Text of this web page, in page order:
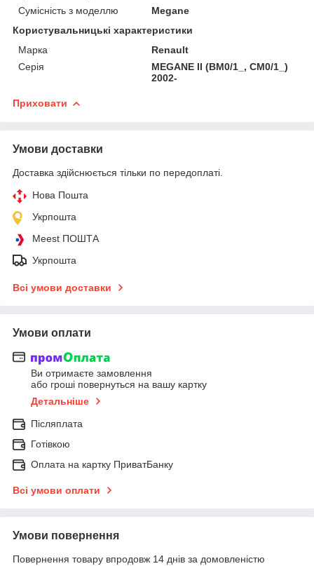
Сумісність з моделлю
Megane
Користувальницькі характеристики
Марка
Renault
Серія
MEGANE II (BM0/1_, CM0/1_)
2002-
Приховати
Умови доставки
Доставка здійснюється тільки по передоплаті.
Нова Пошта
Укрпошта
Meest ПОШТА
Укрпошта
Всі умови доставки
Умови оплати
Ви отримаєте замовлення
або гроші повернуться на вашу картку
Детальніше
Післяплата
Готівкою
Оплата на картку ПриватБанку
Всі умови оплати
Умови повернення
Повернення товару впродовж 14 днів за домовленістю